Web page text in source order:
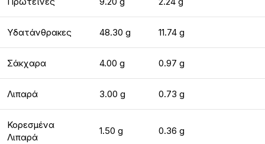
Υδατάνθρακες 48.30 g 11.74 g
Σάκχαρα 4.00 g 0.97 g
Λιπαρά 3.00 g 0.73 g
Κορεσμένα
Λιπαρά
1.50 g 0.36 g